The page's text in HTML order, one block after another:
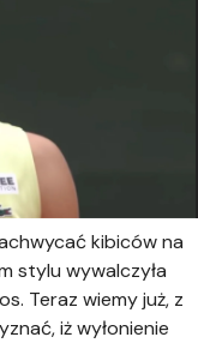
kibiców na
stylu wywalczyła
Teraz wiemy już, z
iż wyłonienie